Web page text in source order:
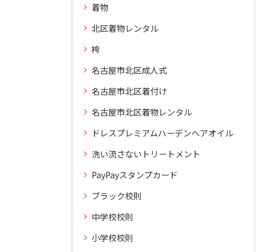
着物
北区着物レンタル
袴
名古屋市北区成人式
名古屋市北区着付け
名古屋市北区着物レンタル
ドレスプレミアムハーデンヘアオイル
洗い流さないトリートメント
PayPayスタンプカード
ブラック校則
中学校校則
小学校校則